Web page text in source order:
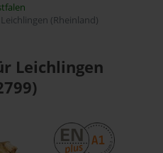
Leichlingen (Rheinland)
Leichlingen